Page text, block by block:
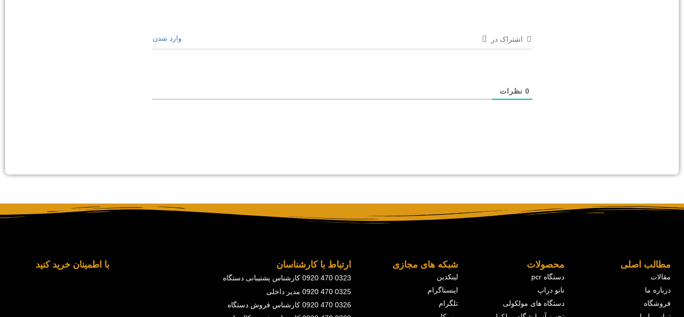
اشتراک در وارد شدن
0 نظرات
مطالب اصلی
مقالات
درباره ما
فروشگاه
محصولات
دستگاه pcr
نانو دراپ
دستگاه های مولکولی
شبکه های مجازی
لینکدین
اینستاگرام
تلگرام
ارتباط با کارشناسان
0323 470 0920 کارشناس پشتیبانی دستگاه
0325 470 0920 مدیر داخلی
0326 470 0920 کارشناس فروش دستگاه
با اطمینان خرید کنید